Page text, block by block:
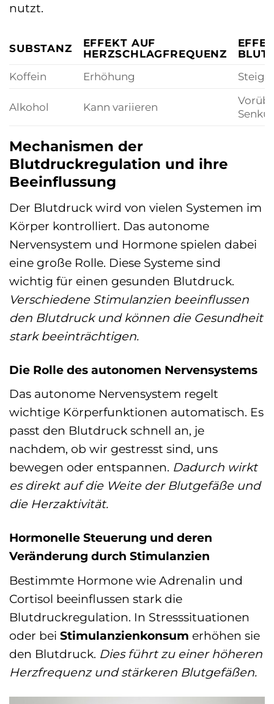
nutzt.
SUBSTANZ
EFFEKT AUF
HERZSCHLAGFREQUENZ
Koffein
Erhöhung
Alkohol Kann variieren
Mechanismen der
Blutdruckregulation und ihre
Beeinflussung
Der Blutdruck wird von vielen Systemen im
Körper kontrolliert. Das autonome
Nervensystem und Hormone spielen dabei
eine große Rolle. Diese Systeme sind
wichtig für einen gesunden Blutdruck.
Verschiedene Stimulanzien beeinflussen
den Blutdruck und können die Gesundheit
stark beeinträchtigen.
Die Rolle des autonomen Nervensystems
Das autonome Nervensystem regelt
wichtige Körperfunktionen automatisch. Es
passt den Blutdruck schnell an, je
nachdem, ob wir gestresst sind, uns
bewegen oder entspannen. Dadurch wirkt
es direkt auf die Weite der Blutgefäße und
die Herzaktivität.
Hormonelle Steuerung und deren
Veränderung durch Stimulanzien
Bestimmte Hormone wie Adrenalin und
Cortisol beeinflussen stark die
Blutdruckregulation. In Stresssituationen
oder bei Stimulanzienkonsum erhöhen sie
den Blutdruck. Dies führt zu einer höheren
Herzfrequenz und stärkeren Blutgefäßen.